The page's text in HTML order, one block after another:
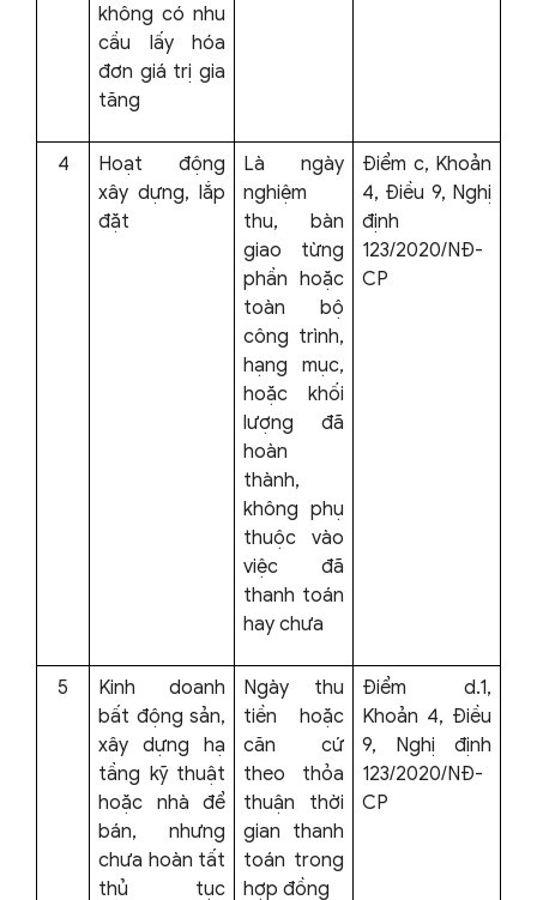
không có nhu
cầu lấy hóa
đơn giá trị gia
tăng
4
Hoạt động
xây dựng, lắp
đặt
Là ngày
nghiệm
thu, bàn
giao từng
phần hoặc
toàn bộ
công trình,
hạng mục,
hoặc khối
lượng đã
hoàn
thành,
không phụ
thuộc vào
việc đã
thanh toán
hay chưa
Điểm c, Khoản
4, Điều 9, Nghị
định
123/2020/NĐ-
CP
5
Kinh doanh
bất động sản,
xây dựng hạ
tầng kỹ thuật
hoặc nhà để
bán, nhưng
chưa hoàn tất
thủ tục
Ngày thu
tiền hoặc
căn cứ
theo thỏa
thuận thời
gian thanh
toán trong
hợp đồng
Điểm d.1,
Khoản 4, Điều
9, Nghị định
123/2020/NĐ-
CP